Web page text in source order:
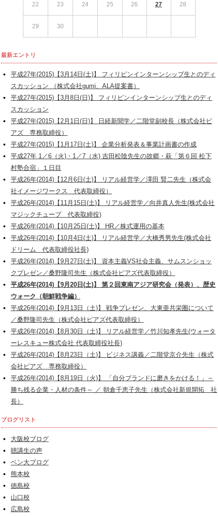
22 23 24 25 26 27 28
29 30
最新エントリ
平成27年(2015)【3月14日(土)】 フィリピンインターンシップ生とのディ
スカッション （株式会社gumi、ALA提案書）
平成27年(2015)【3月8日(日)】 フィリピンインターンシップ生とのディ
スカッション
平成27年(2015)【2月1日(日)】 日経新聞学／二階堂副校長（株式会社ピ
アズ 専務取締役）
平成27年(2015)【1月17日(土)】 企業分析発表＆事業計画書の作成
平成27年 1／6（火)・1／7（水) 吉田松陰先生の故郷・萩「第６回 松下
村塾合宿」１日目
平成26年(2014)【12月6日(土)】 リアル経営学／澤田 賢二先生（株式会
社イメージワークス 代表取締役）
平成26年(2014)【11月15日(土)】 リアル経営学／向井真人先生(株式会社
マジックチューブ 代表取締役)
平成26年(2014)【10月25日(土)】 HR／株式運用の基本
平成26年(2014)【10月4日(土)】 リアル経営学／大橋秀男先生(株式会社
ドリーム 代表取締役社長)
平成26年(2014)【9月27日(土)】 資本主義VS社会主義、サムスンショッ
クプレゼン／桑野隆司先生（株式会社ピアズ代表取締役）
平成26年(2014)【9月20日(土)】 第２回東南アジア研究会（発表）、歴史
ウォーク（朝鮮戦争編）
平成26年(2014)【9月13日（土)】 戦争プレゼン、大東亜共栄圏について
／桑野隆司先生（株式会社ピアズ代表取締役）
平成26年(2014)【8月30日（土)】 リアル経営学／竹川知孝先生(ウォータ
ーレスキュー株式会社 代表取締役社長)
平成26年(2014)【8月23日（土)】 ビジネス講義／二階堂京介先生（株式
会社ピアズ 専務取締役）
平成26年(2014)【8月19日（火)】 「自分ブランドに磨きをかける！」～
勝ち残る企業・人材の条件～ ／ 朝倉千恵子先生（株式会社新規開拓 社
長）
ブログリスト
大阪校ブログ
聴講生の声
ベン大ブログ
熊本校
徳島校
山口校
広島校